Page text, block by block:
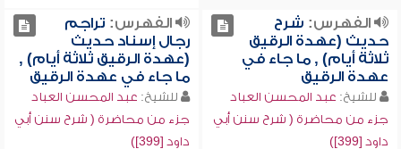
الفهرس: شرح
حديث (عهدة الرقيق
ثلاثة أيام) , ما جاء في
عهدة الرقيق
للشيخ: عبد المحسن العباد
جزء من محاضرة ( شرح سنن أبي
داود [399])
الفهرس: تراجم
رجال إسناد حديث
(عهدة الرقيق ثلاثة أيام) ,
ما جاء في عهدة الرقيق
للشيخ: عبد المحسن العباد
جزء من محاضرة ( شرح سنن أبي
داود [399])